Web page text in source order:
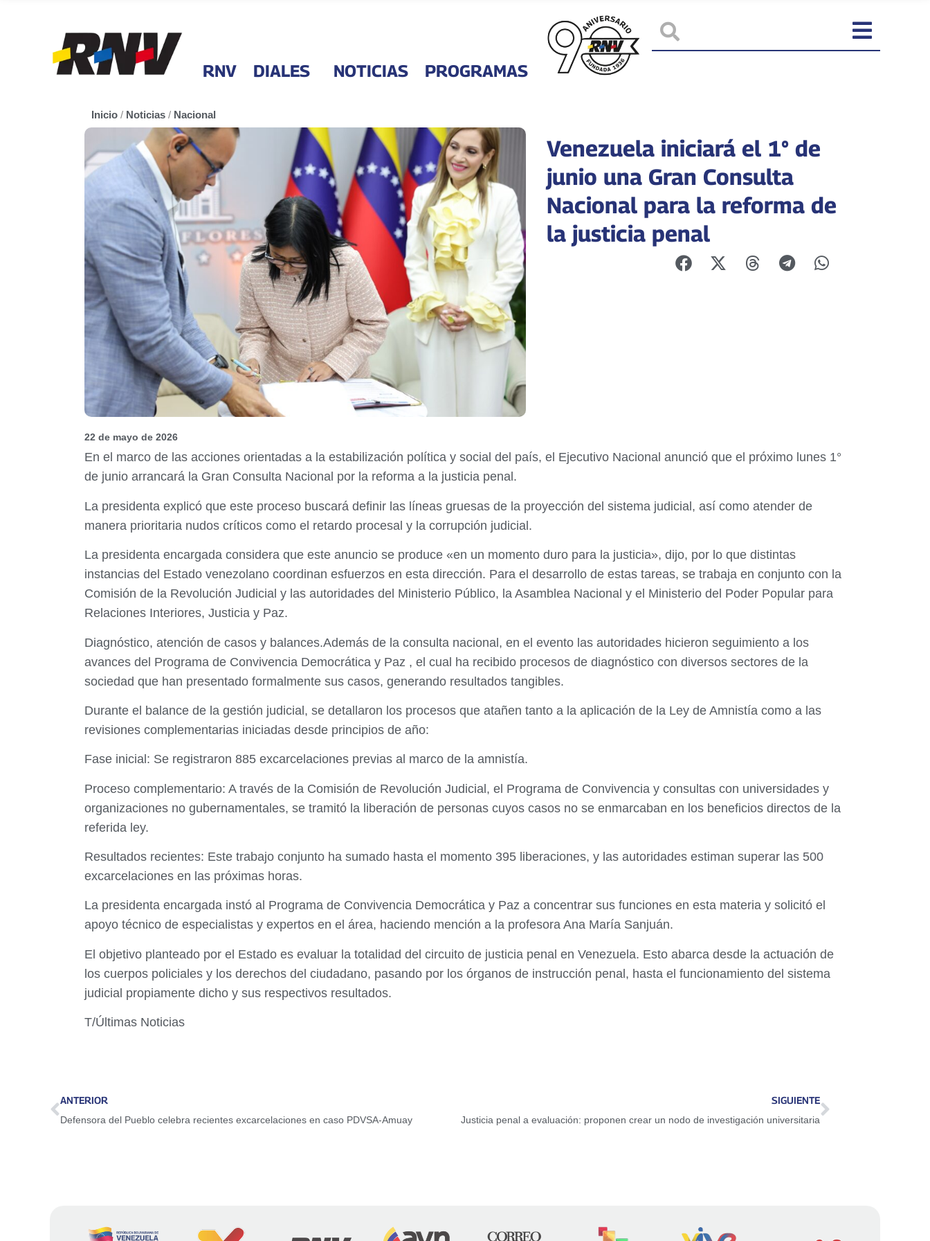
RNV DIALES NOTICIAS PROGRAMAS
Inicio / Noticias / Nacional
Venezuela iniciará el 1° de
junio una Gran Consulta
Nacional para la reforma de
la justicia penal
22 de mayo de 2026
En el marco de las acciones orientadas a la estabilización política y social del país, el Ejecutivo Nacional anunció que el próximo lunes 1°
de junio arrancará la Gran Consulta Nacional por la reforma a la justicia penal.
La presidenta explicó que este proceso buscará definir las líneas gruesas de la proyección del sistema judicial, así como atender de
manera prioritaria nudos críticos como el retardo procesal y la corrupción judicial.
La presidenta encargada considera que este anuncio se produce «en un momento duro para la justicia», dijo, por lo que distintas
instancias del Estado venezolano coordinan esfuerzos en esta dirección. Para el desarrollo de estas tareas, se trabaja en conjunto con la
Comisión de la Revolución Judicial y las autoridades del Ministerio Público, la Asamblea Nacional y el Ministerio del Poder Popular para
Relaciones Interiores, Justicia y Paz.
Diagnóstico, atención de casos y balances.Además de la consulta nacional, en el evento las autoridades hicieron seguimiento a los
avances del Programa de Convivencia Democrática y Paz , el cual ha recibido procesos de diagnóstico con diversos sectores de la
sociedad que han presentado formalmente sus casos, generando resultados tangibles.
Durante el balance de la gestión judicial, se detallaron los procesos que atañen tanto a la aplicación de la Ley de Amnistía como a las
revisiones complementarias iniciadas desde principios de año:
Fase inicial: Se registraron 885 excarcelaciones previas al marco de la amnistía.
Proceso complementario: A través de la Comisión de Revolución Judicial, el Programa de Convivencia y consultas con universidades y
organizaciones no gubernamentales, se tramitó la liberación de personas cuyos casos no se enmarcaban en los beneficios directos de la
referida ley.
Resultados recientes: Este trabajo conjunto ha sumado hasta el momento 395 liberaciones, y las autoridades estiman superar las 500
excarcelaciones en las próximas horas.
La presidenta encargada instó al Programa de Convivencia Democrática y Paz a concentrar sus funciones en esta materia y solicitó el
apoyo técnico de especialistas y expertos en el área, haciendo mención a la profesora Ana María Sanjuán.
El objetivo planteado por el Estado es evaluar la totalidad del circuito de justicia penal en Venezuela. Esto abarca desde la actuación de
los cuerpos policiales y los derechos del ciudadano, pasando por los órganos de instrucción penal, hasta el funcionamiento del sistema
judicial propiamente dicho y sus respectivos resultados.
T/Últimas Noticias
ANTERIOR
Defensora del Pueblo celebra recientes excarcelaciones en caso PDVSA-Amuay
SIGUIENTE
Justicia penal a evaluación: proponen crear un nodo de investigación universitaria